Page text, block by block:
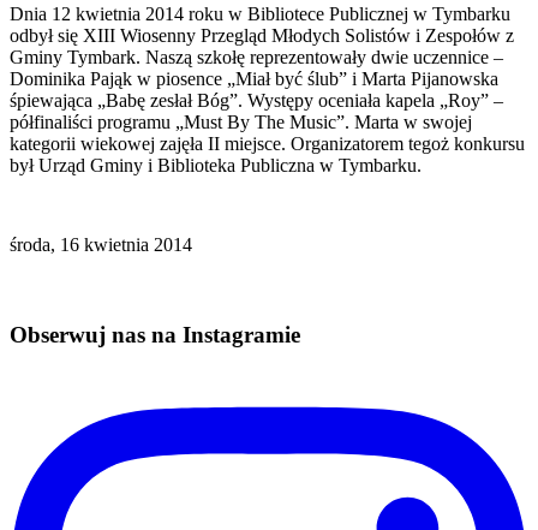
Dnia 12 kwietnia 2014 roku w Bibliotece Publicznej w Tymbarku
odbył się XIII Wiosenny Przegląd Młodych Solistów i Zespołów z
Gminy Tymbark. Naszą szkołę reprezentowały dwie uczennice –
Dominika Pająk w piosence „Miał być ślub” i Marta Pijanowska
śpiewająca „Babę zesłał Bóg”. Występy oceniała kapela „Roy” –
półfinaliści programu „Must By The Music”. Marta w swojej
kategorii wiekowej zajęła II miejsce. Organizatorem tegoż konkursu
był Urząd Gminy i Biblioteka Publiczna w Tymbarku.
środa, 16 kwietnia 2014
Obserwuj nas na Instagramie